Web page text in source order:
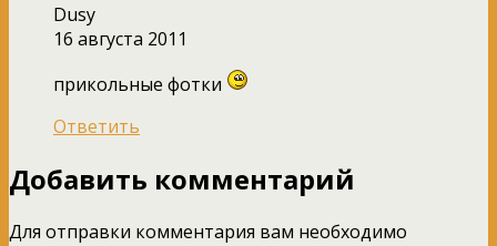
Dusy
16 августа 2011
прикольные фотки
Ответить
Добавить комментарий
Для отправки комментария вам необходимо